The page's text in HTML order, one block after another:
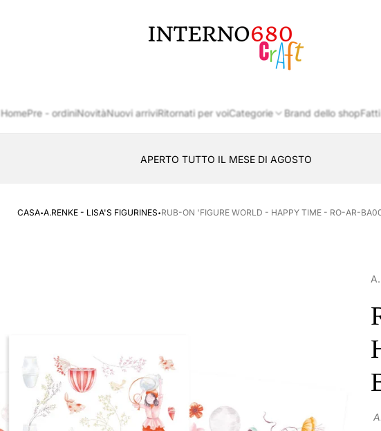
del
negozio
HomePre - ordiniNovitàNuovi arriviRitornati per voiCategorie Brand dello shop
APERTO TUTTO IL MESE DI AGOSTO
CASA·A.RENKE - LISA'S FIGURINES·RUB-ON 'FIGURE WORLD - HAPPY TIME - RO-AR-